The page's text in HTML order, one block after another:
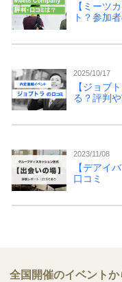
【ミーツ
ト？参加
2025/10/17
【ジョブ
る？評判
2023/11/08
【デアイ
口コミ
全国開催のイベントか